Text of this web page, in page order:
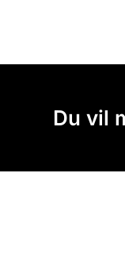
Du vil